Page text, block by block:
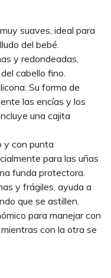
suaves, ideal para
del bebé.
y redondeadas,
cabello fino.
Su forma de
las encías y los
una cajita
y con punta
para las uñas
funda protectora.
y frágiles, ayuda a
que se astillen.
para manejar con
con la otra se